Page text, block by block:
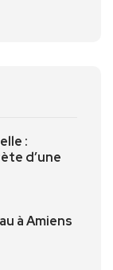
:
d’une
à Amiens